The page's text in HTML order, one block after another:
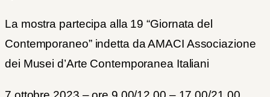
La mostra partecipa alla 19 “Giornata del
Contemporaneo” indetta da AMACI Associazione
dei Musei d’Arte Contemporanea Italiani